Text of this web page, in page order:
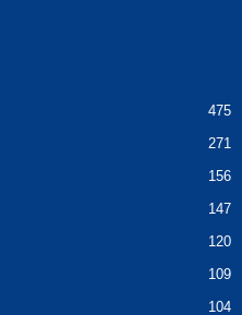
475
271
156
147
120
109
104